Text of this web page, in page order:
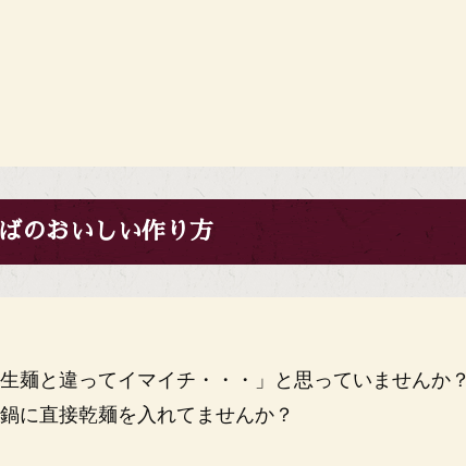
のおいしい作り方
生麺と違ってイマイチ・・・」と思っていませんか？
に直接乾麺を入れてませんか？